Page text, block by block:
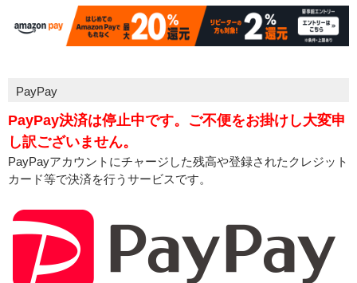
PayPay
PayPay決済は停止中です。ご不便をお掛けし大変申
し訳ございません。
PayPayアカウントにチャージした残高や登録されたクレジット
カード等で決済を行うサービスです。